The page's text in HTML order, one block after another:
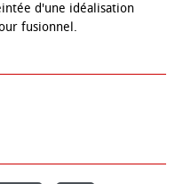
d'une idéalisation
fusionnel.